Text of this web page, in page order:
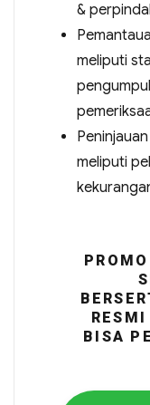
&
meliputi
meliputi
BISA